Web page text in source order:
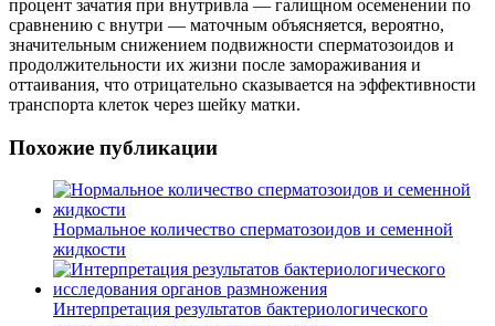
процент зачатия при внутривла — галищном осеменении по
сравнению с внутри — маточным объясняется, вероятно,
значительным снижением подвижности сперматозоидов и
продолжительности их жизни после замораживания и
оттаивания, что отрицательно сказывается на эффективности
транспорта клеток через шейку матки.
Похожие публикации
Нормальное количество сперматозоидов и семенной
жидкости
Интерпретация результатов бактериологического